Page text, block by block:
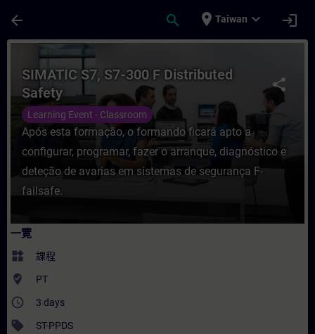
arrow_back search place Taiwan expand_more login
課程 - SIMATIC S7, S7-300 F Distributed
share
SIMATIC S7, S7-300 F Distributed
Safety
Learning Event - Classroom
Após esta formação, o formando ficará apto a
configurar, programar, fazer o arranque, diagnóstico e
deteção de avarias em sistemas de segurança F-
failsafe.
一覽
widgets 課程
where_to_vote PT
access_time 3 days
sell ST-PPDS